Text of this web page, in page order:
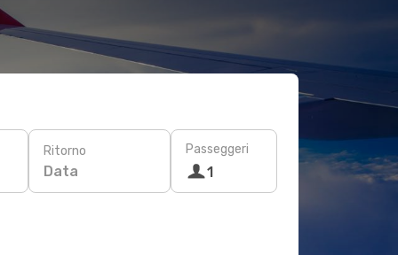
Ritorno
Data
Passeggeri
1